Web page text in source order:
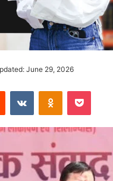
June 29, 2026